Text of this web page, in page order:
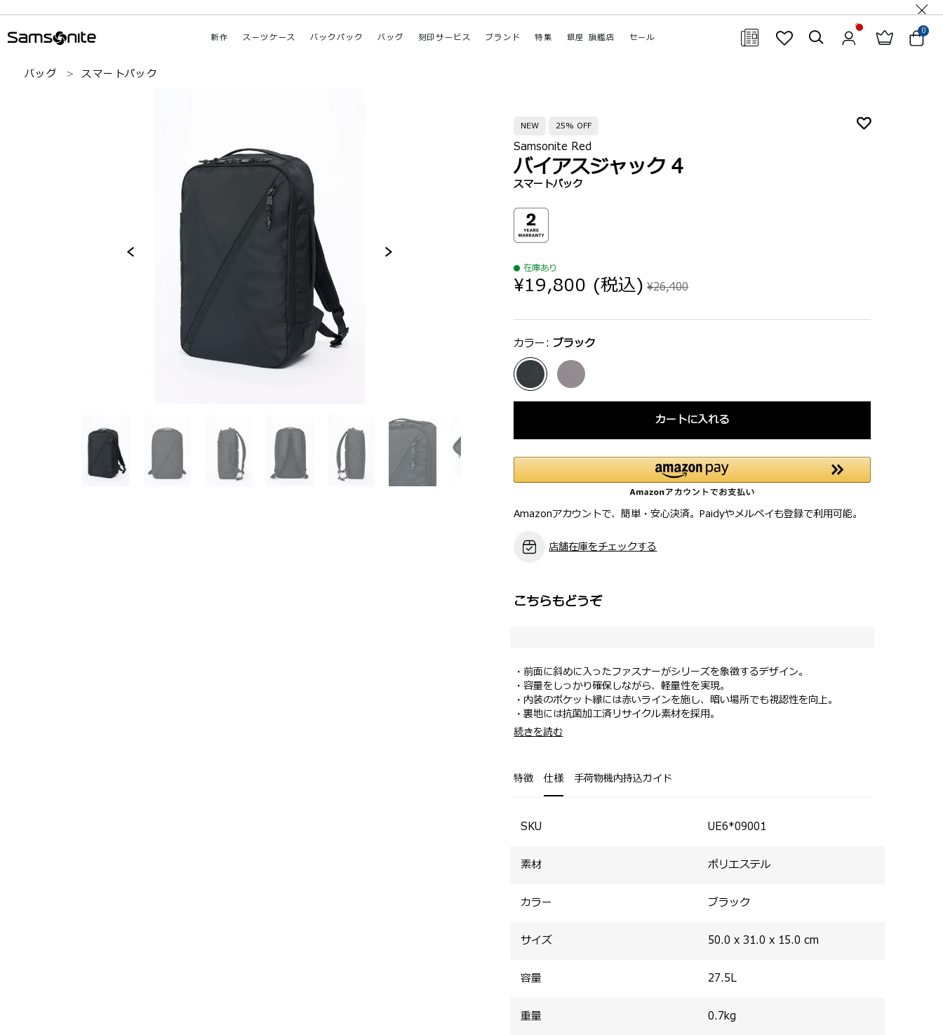
新作 スーツケース バックパック バッグ 刻印サービス ブランド 特集 銀座 旗艦店 セール
0
バッグ スマートパック
NEW 25% OFF
Samsonite Red
バイアスジャック 4
スマートパック
在庫あり
¥26,400
¥19,800 (税込)
選択：
カラー: ブラック
カートに入れる
Amazonアカウントで、簡単・安心決済。Paidyやメルペイも登録で利用可能。
店舗在庫をチェックする
こちらもどうぞ
・前面に斜めに入ったファスナーがシリーズを象徴するデザイン。
・容量をしっかり確保しながら、軽量性を実現。
・内装のポケット縁には赤いラインを施し、暗い場所でも視認性を向上。
・裏地には抗菌加工済リサイクル素材を採用。
・約27.5Lの容量ながら、約0.7kgと軽量設計。
ン性も備えています。
・トップハンドル付近には、頻繁に出し入れする物に便利なクイックアクセスポ
ケットを配置。
続きを読む
特徴 仕様 手荷物機内持込ガイド
SKU UE6*09001
素材 ポリエステル
カラー ブラック
サイズ 50.0 x 31.0 x 15.0 cm
容量 27.5L
重量 0.7kg